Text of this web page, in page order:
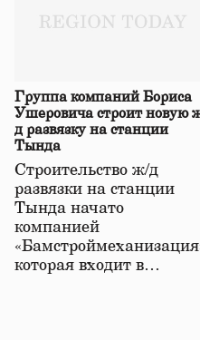
Группа компаний Бориса
Ушеровича строит новую
д развязку на станции
Тында
Строительство ж/д
развязки на станции
Тында начато
компанией
которая входит в…